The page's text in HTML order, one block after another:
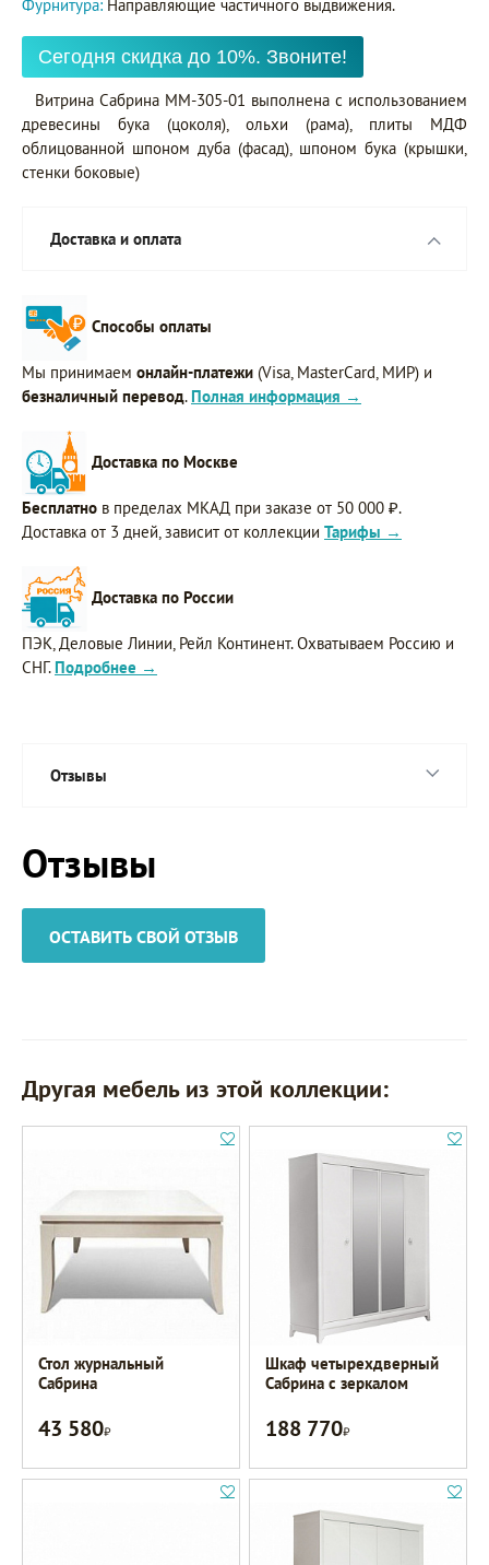
Фурнитура: Направляющие частичного выдвижения.
Сегодня скидка до 10%. Звоните!
Витрина Сабрина ММ-305-01 выполнена с использованием
древесины бука (цоколя), ольхи (рама), плиты МДФ
облицованной шпоном дуба (фасад), шпоном бука (крышки,
стенки боковые)
Доставка и оплата
Способы оплаты
Мы принимаем онлайн-платежи (Visa, MasterCard, МИР) и
безналичный перевод. Полная информация →
Доставка по Москве
Бесплатно в пределах МКАД при заказе от 50 000 ₽.
Доставка от 3 дней, зависит от коллекции Тарифы →
Доставка по России
ПЭК, Деловые Линии, Рейл Континент. Охватываем Россию и
СНГ. Подробнее →
Отзывы
Отзывы
ОСТАВИТЬ СВОЙ ОТЗЫВ
Другая мебель из этой коллекции:
Стол журнальный
Сабрина
43 580Р
Шкаф четырехдверный
Сабрина с зеркалом
188 770Р